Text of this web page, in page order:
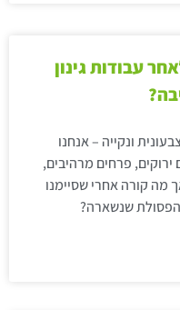
עבודות גינון
ונקייה – אנחנו
פרחים מרהיבים,
מה קורה אחרי שסיימנו
הפסולת שנשארה?